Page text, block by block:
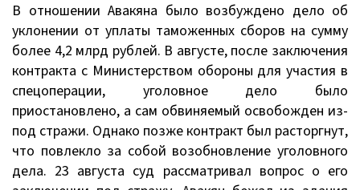
В отношении Авакяна было возбуждено дело об
уклонении от уплаты таможенных сборов на сумму
более 4,2 млрд рублей. В августе, после заключения
контракта с Министерством обороны для участия в
спецоперации, уголовное дело было
приостановлено, а сам обвиняемый освобожден из-
под стражи. Однако позже контракт был расторгнут,
что повлекло за собой возобновление уголовного
дела. 23 августа суд рассматривал вопрос о его